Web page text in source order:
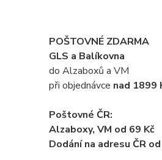
POŠTOVNÉ ZDARMA
GLS a Balíkovna
do Alzaboxů a VM
při objednávce nad 1899
Poštovné ČR:
Alzaboxy, VM od 69 Kč
Dodání na adresu ČR